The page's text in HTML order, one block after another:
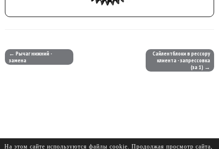
← Рычаг нижний -
замена
Сайлентблоки в рессору
клиента - запрессовка
(за 1) →
На этом сайте используются файлы cookie. Продолжая просмотр сайта,